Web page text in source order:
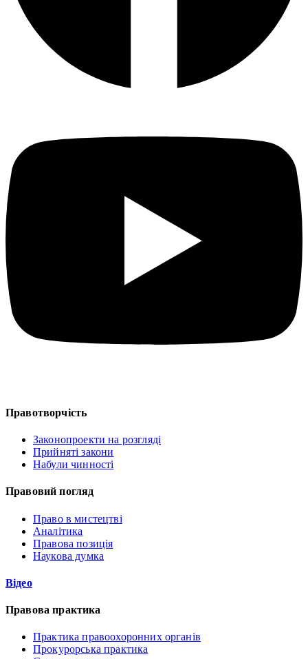
Правотворчість
Законопроекти на розгляді
Прийняті закони
Набули чинності
Правовий погляд
Право в мистецтві
Аналітика
Правова позиція
Наукова думка
Відео
Правова практика
Практика правоохоронних органів
Прокурорська практика